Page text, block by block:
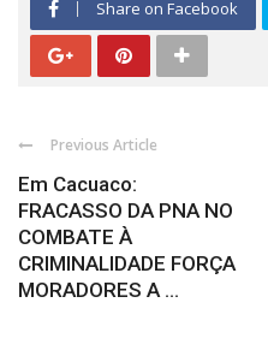
Share on Facebook
Previous Article
Em Cacuaco:
FRACASSO DA PNA NO
COMBATE À
CRIMINALIDADE FORÇA
MORADORES A ...